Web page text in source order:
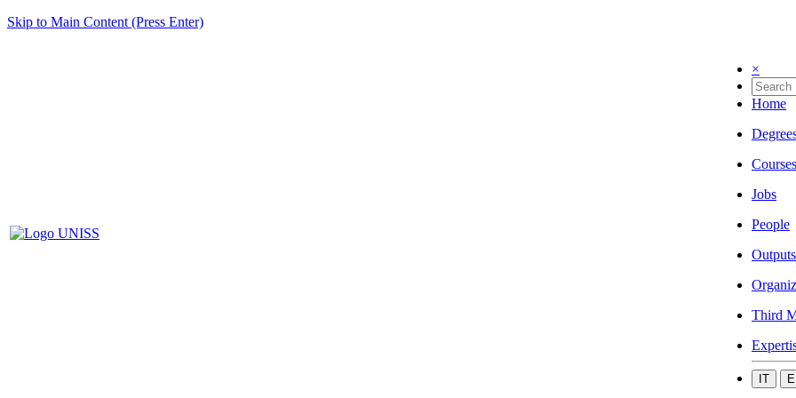
Skip to Main Content (Press Enter)
×
Home
Courses
Jobs
People
Outputs
Third
IT